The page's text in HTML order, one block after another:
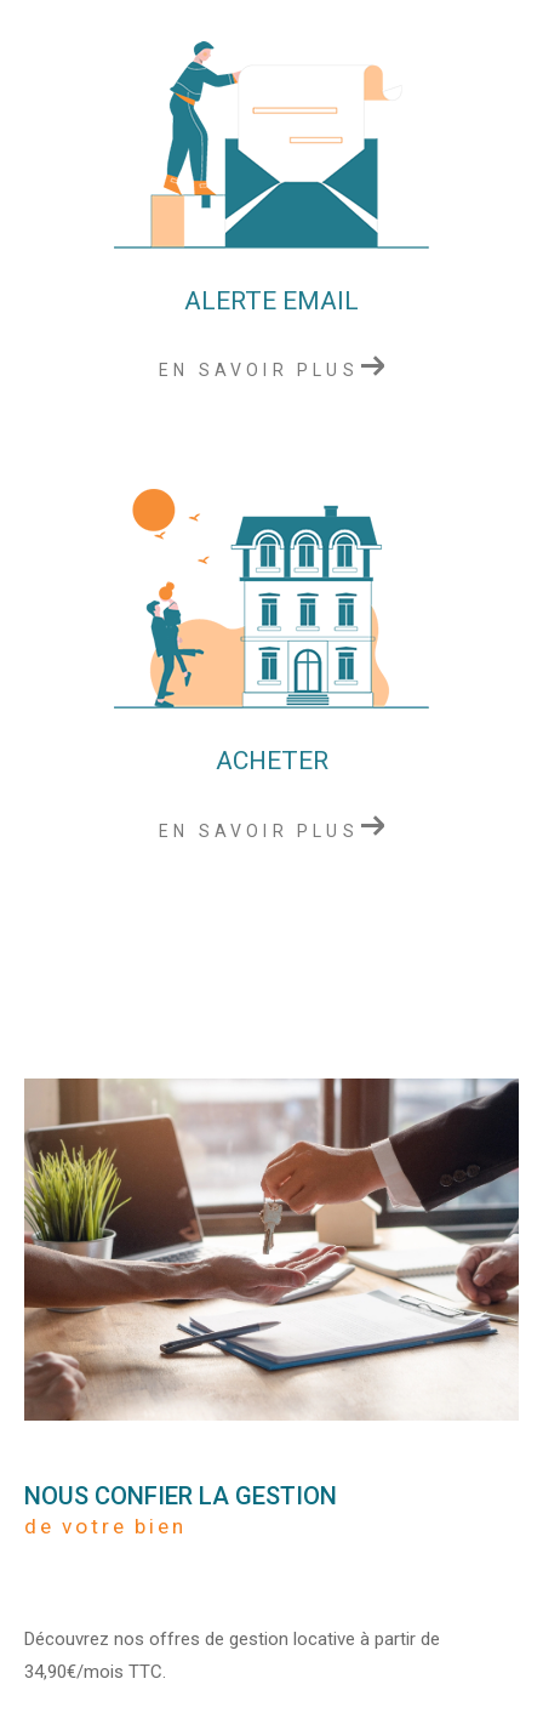
ALERTE EMAIL
EN SAVOIR PLUS
ACHETER
EN SAVOIR PLUS
NOUS CONFIER LA GESTION
de votre bien
Découvrez nos offres de gestion locative à partir de
34,90€/mois TTC.